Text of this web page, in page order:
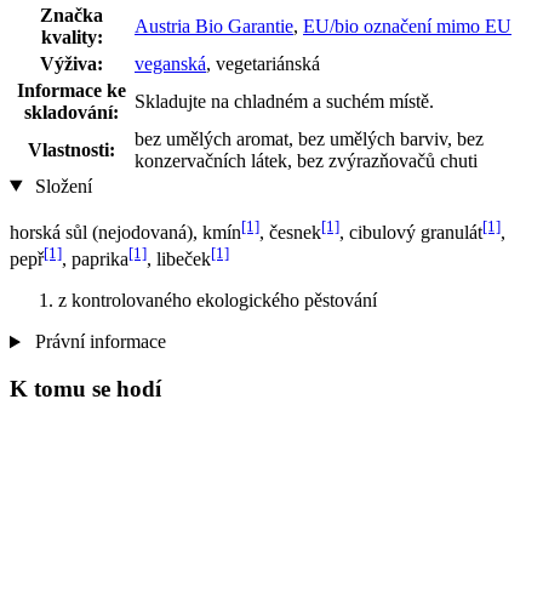
Značka
kvality:
Austria Bio Garantie, EU/bio označení mimo EU
Výživa:
veganská, vegetariánská
Informace ke
skladování:
Skladujte na chladném a suchém místě.
Vlastnosti:
bez umělých aromat, bez umělých barviv, bez
konzervačních látek, bez zvýrazňovačů chuti
Složení
horská sůl (nejodovaná), kmín[1], česnek[1], cibulový granulát[1],
pepř[1], paprika[1], libeček[1]
z kontrolovaného ekologického pěstování
Právní informace
K tomu se hodí